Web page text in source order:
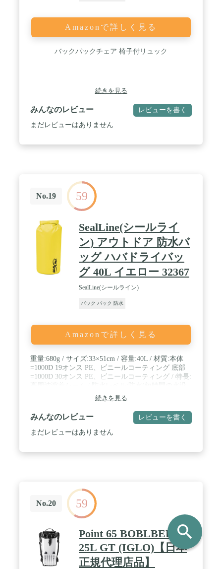
Amazonで詳しく見る
バックパックチェア 椅子付リュック
続きを見る
みんなのレビュー レビューを書く
まだレビューはありません
No.19 59
SealLine(シールライ
ン) アウトドア 防水バ
ッグ ハバドライバッ
グ 40L イエロー 32367
SealLine(シールライン)
バック パック 防水
Amazonで詳しく見る
重量:680g / サイズ:33×51cm / 容量:40L / 材質:本体
=1000D 19オンス PE、ビニールコーティング 底部
=1000D 30オンス PE、ビニールコーティング / 特長:
に耐え、水に落とした場合浮かびます)
続きを見る
みんなのレビュー レビューを書く
まだレビューはありません
No.20 59
Point 65 BOBLBEE
25L GT (IGLO)【日本
正規代理店品】
search